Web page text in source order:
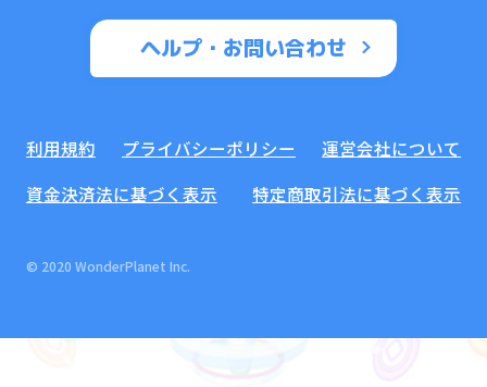
ヘルプ・お問い合わせ
利用規約 プライバシーポリシー
運営会社について
資金決済法に基づく表示
特定商取引法に基づく表示
© 2020 WonderPlanet Inc.